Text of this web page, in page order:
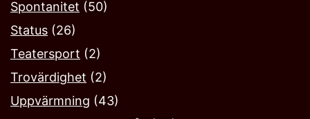
Spontanitet (50)
Status (26)
Teatersport (2)
Trovärdighet (2)
Uppvärmning (43)